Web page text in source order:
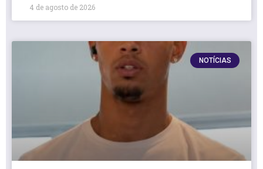
4 de agosto de 2026
NOTÍCIAS